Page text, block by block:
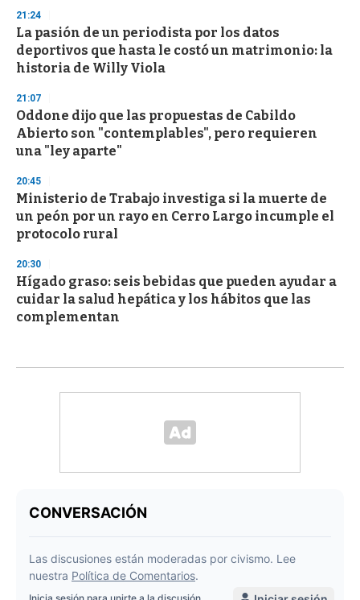
21:24
La pasión de un periodista por los datos
deportivos que hasta le costó un matrimonio: la
historia de Willy Viola
21:07
Oddone dijo que las propuestas de Cabildo
Abierto son "contemplables", pero requieren
una "ley aparte"
20:45
Ministerio de Trabajo investiga si la muerte de
un peón por un rayo en Cerro Largo incumple el
protocolo rural
20:30
Hígado graso: seis bebidas que pueden ayudar a
cuidar la salud hepática y los hábitos que las
complementan